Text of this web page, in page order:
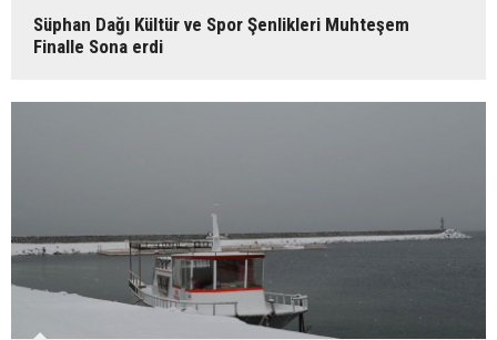
Süphan Dağı Kültür ve Spor Şenlikleri Muhteşem
Finalle Sona erdi